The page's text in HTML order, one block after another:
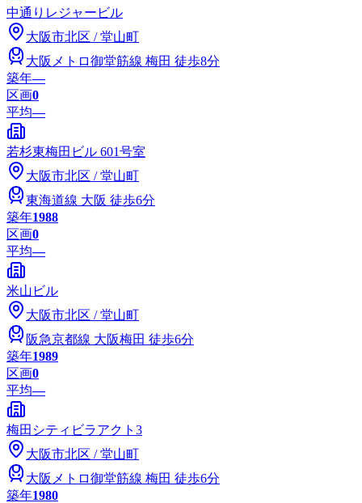
中通りレジャービル
大阪市北区 /堂山町
大阪メトロ御堂筋線 梅田 徒歩8分
築年―
区画0
平均—
若杉東梅田ビル 601号室
大阪市北区 /堂山町
東海道線 大阪 徒歩6分
築年1988
区画0
平均—
米山ビル
大阪市北区 /堂山町
阪急京都線 大阪梅田 徒歩6分
築年1989
区画0
平均—
梅田シティビラアクト3
大阪市北区 /堂山町
大阪メトロ御堂筋線 梅田 徒歩6分
築年1980